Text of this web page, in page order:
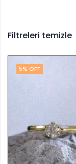
Filtreleri temizle
5% OFF